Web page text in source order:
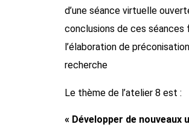
d’une séance virtuelle
conclusions de ces séances
l’élaboration de
recherche
Le thème de l’atelier 8 est :
« Développer de nouveaux